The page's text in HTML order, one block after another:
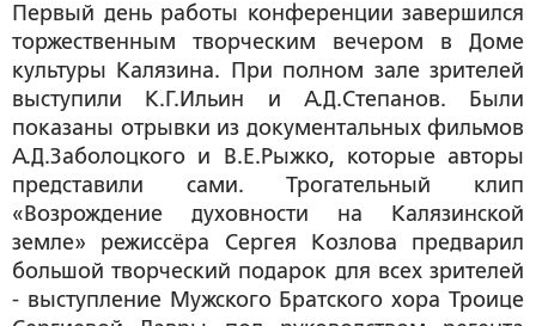
Первый день работы конференции завершился
торжественным творческим вечером в Доме
культуры Калязина. При полном зале зрителей
выступили К.Г.Ильин и А.Д.Степанов. Были
показаны отрывки из документальных фильмов
А.Д.Заболоцкого и В.Е.Рыжко, которые авторы
представили сами. Трогательный клип
«Возрождение духовности на Калязинской
земле» режиссёра Сергея Козлова предварил
большой творческий подарок для всех зрителей
- выступление Мужского Братского хора Троице